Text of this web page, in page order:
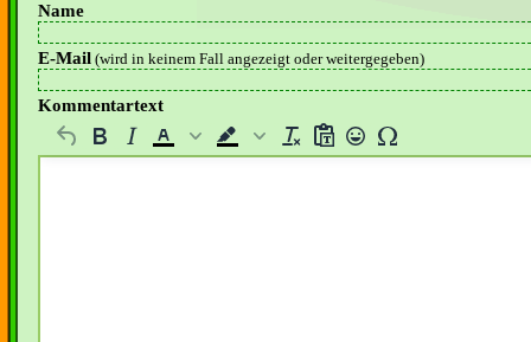
Name
E-Mail (wird in keinem Fall angezeigt oder weitergegeben)
Kommentartext